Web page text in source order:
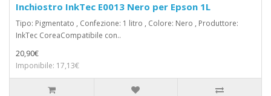
Inchiostro InkTec E0013 Nero per Epson 1L
Tipo: Pigmentato , Confezione: 1 litro , Colore: Nero , Produttore:
InkTec CoreaCompatibile con..
20,90€
Imponibile: 17,13€